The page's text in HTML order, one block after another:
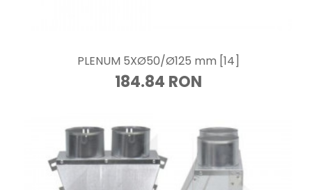
PLENUM 5XØ50/Ø125 mm [14]
184.84 RON